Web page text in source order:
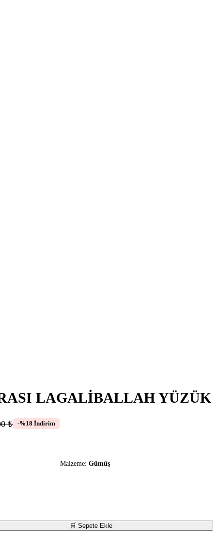
LAGALİBALLAH YÜZÜK
₺ -%18 İndirim
Malzeme: Gümüş
🛒 Sepete Ekle